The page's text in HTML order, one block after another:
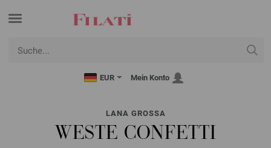
EUR Mein Konto
LANA GROSSA
WESTE CONFETTI